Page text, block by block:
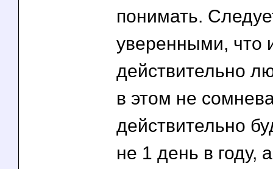
понимать.
уверенными, что
действительно
в этом не
действительно
не 1 день в году,